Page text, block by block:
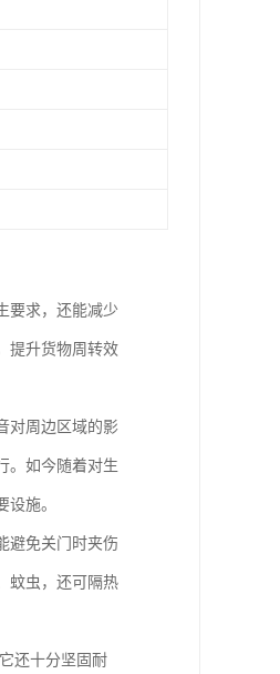
要求，还能减少
提升货物周转效
对周边区域的影
。如今随着对生
施。
避免关门时夹伤
蚊虫，还可隔热
还十分坚固耐